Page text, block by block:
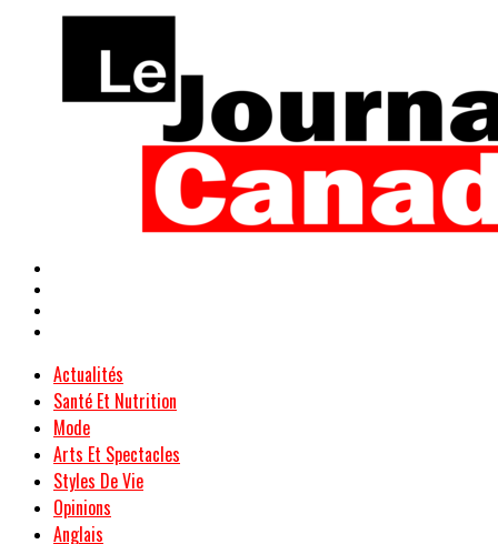
Actualités
Santé Et Nutrition
Mode
Arts Et Spectacles
Styles De Vie
Opinions
Anglais